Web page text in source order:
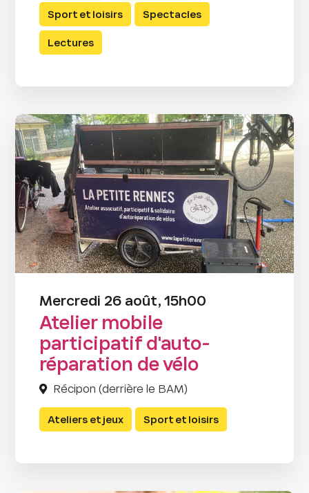
Sport et loisirs Spectacles
Lectures
Mercredi 26 août, 15h00
Atelier mobile
participatif d'auto-
réparation de vélo
Récipon (derrière le BAM)
Ateliers et jeux Sport et loisirs